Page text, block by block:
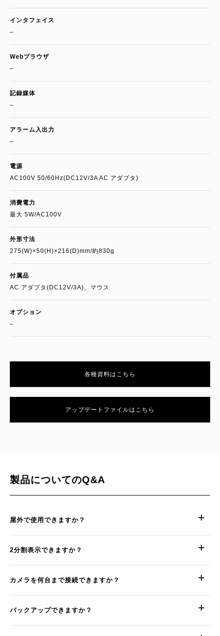
インタフェイス
–
Webブラウザ
–
記録媒体
–
アラーム入出力
–
電源
AC100V 50/60Hz(DC12V/3A AC アダプタ)
消費電力
最大 5W/AC100V
外形寸法
275(W)×50(H)×216(D)mm/約830g
付属品
AC アダプタ(DC12V/3A)、マウス
オプション
–
各種資料はこちら
アップデートファイルはこちら
製品についてのQ&A
屋外で使用できますか？
2分割表示できますか？
カメラを何台まで接続できますか？
バックアップできますか？